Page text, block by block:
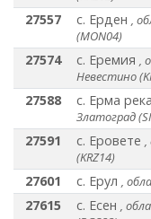
27557 с. Ерден ,
(MON04)
27574 с. Еремия ,
Невестино
27588 с. Ерма река
Златоград
27591 с. Еровете ,
(KRZ14)
27601 с. Ерул ,
27615 с. Есен ,